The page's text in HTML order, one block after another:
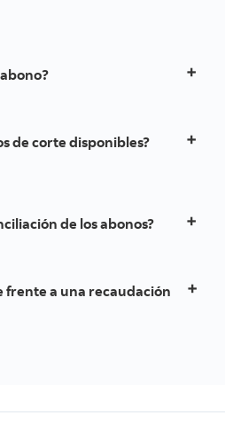
recojo físico
de corte disponibles?
de los abonos?
frente a una recaudación
de caja.